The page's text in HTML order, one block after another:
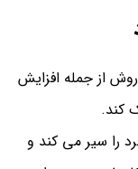
از جمله افزایش
کند.
را سیر می کند و